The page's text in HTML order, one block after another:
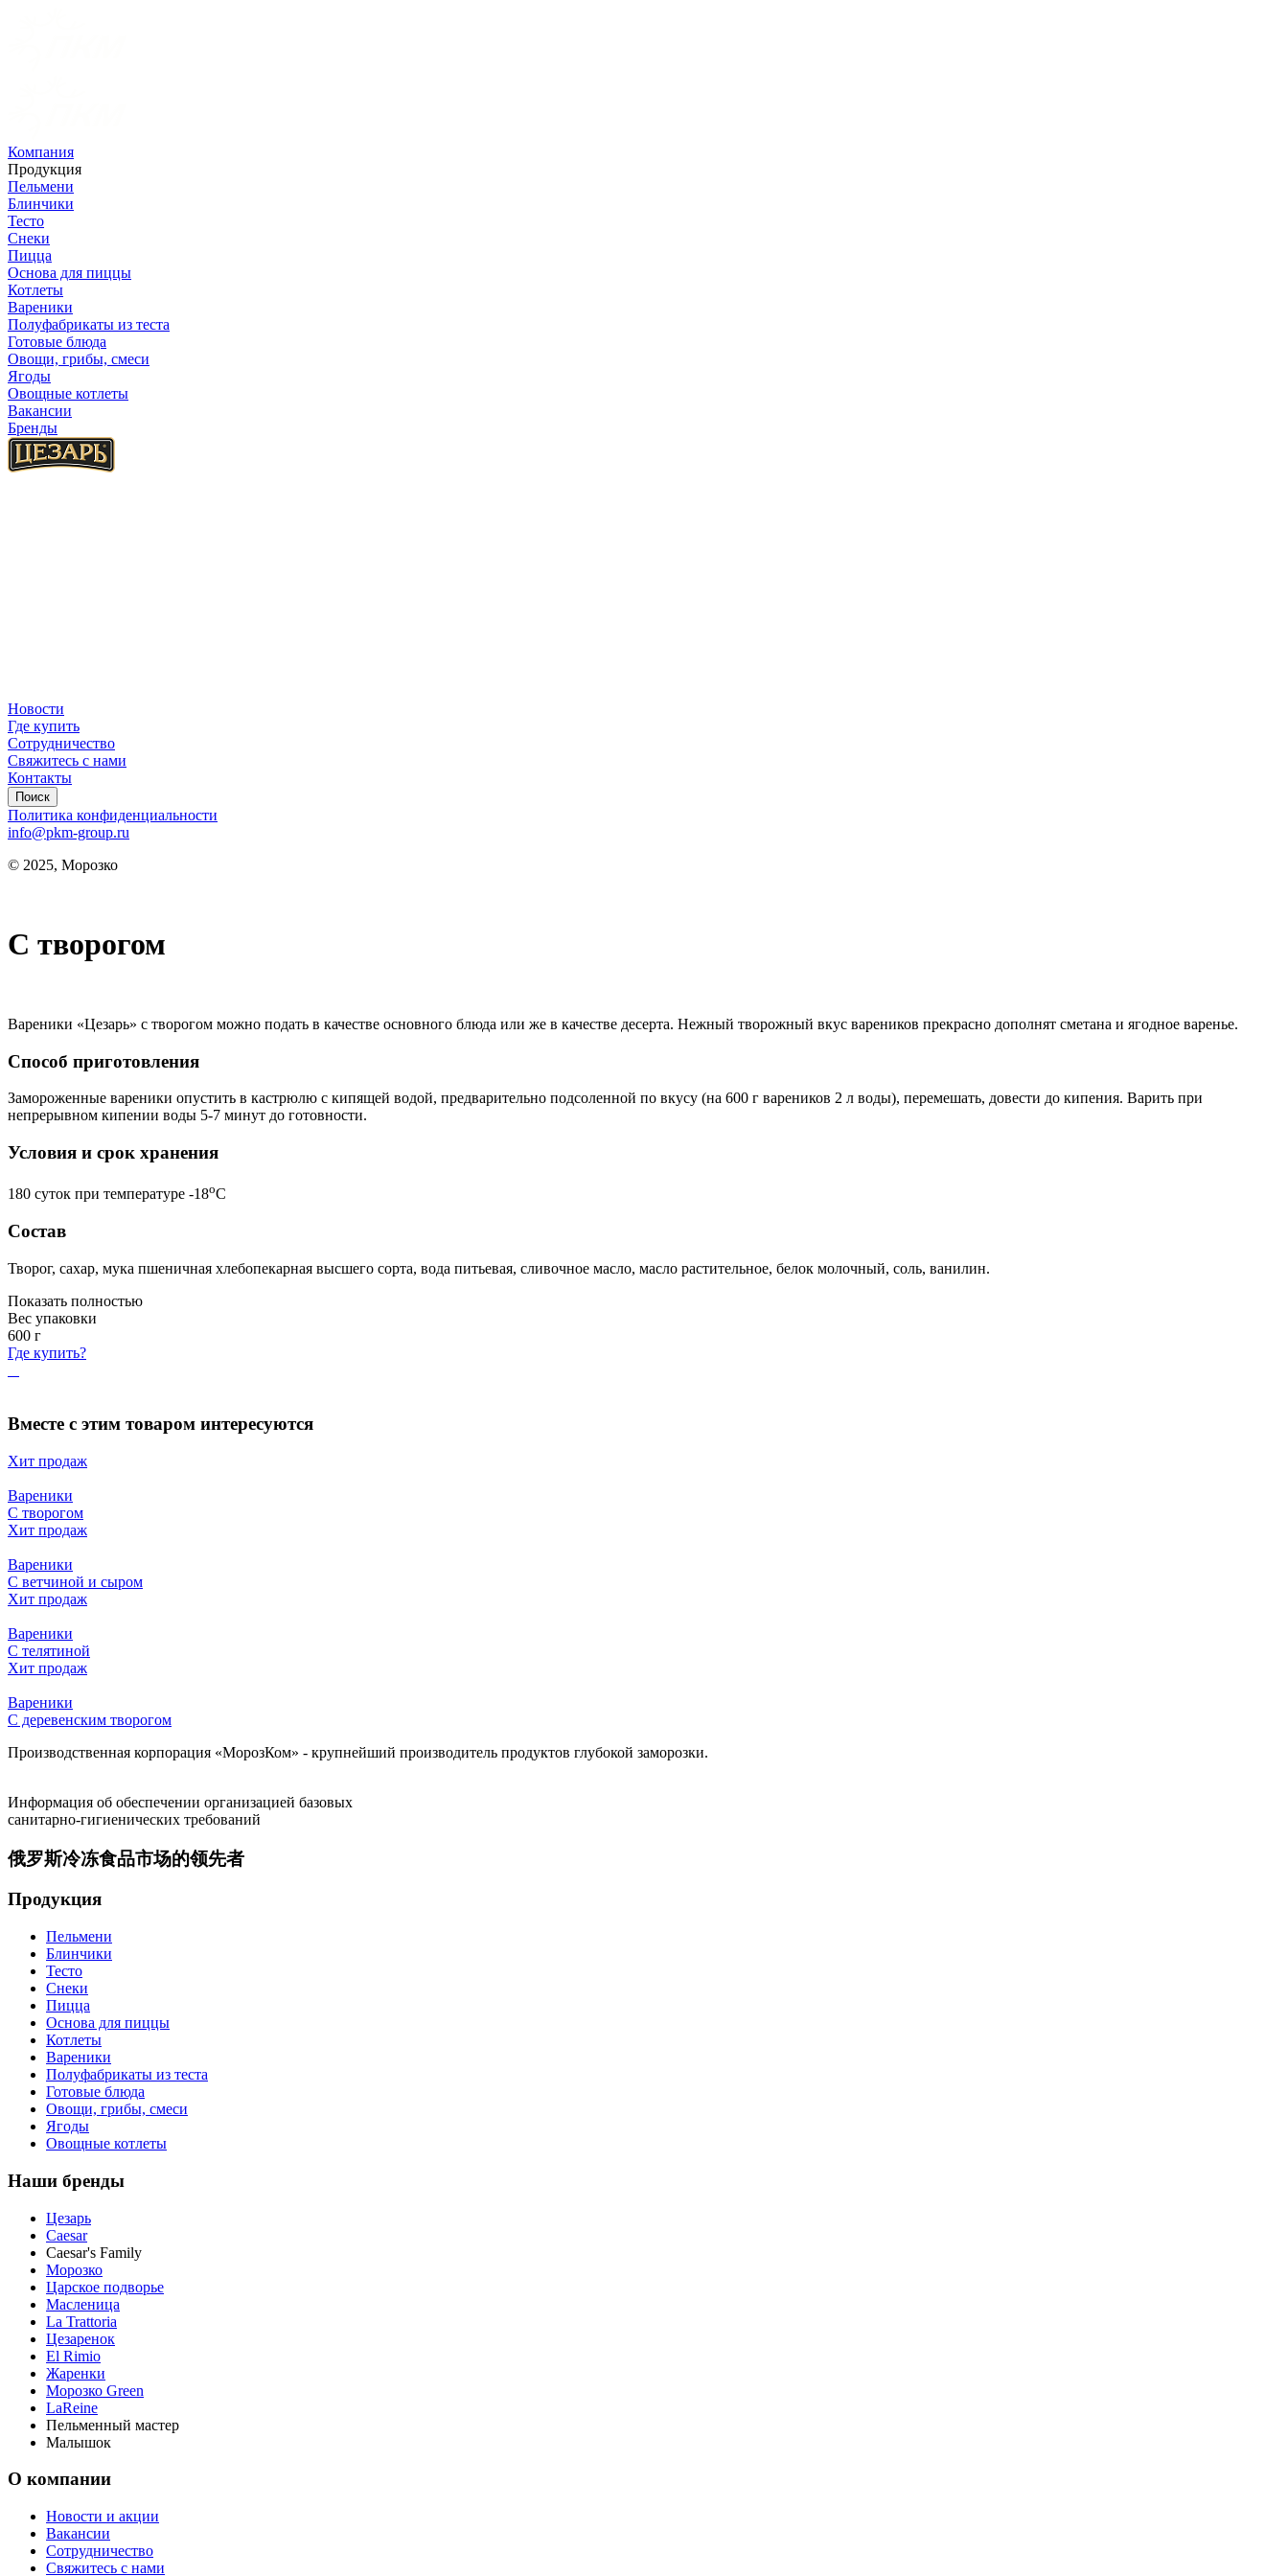
Компания
Продукция
Пельмени
Блинчики
Тесто
Снеки
Пицца
Основа для пиццы
Котлеты
Вареники
Полуфабрикаты из теста
Готовые блюда
Овощи, грибы, смеси
Ягоды
Овощные котлеты
Вакансии
Бренды
Новости
Где купить
Сотрудничество
Свяжитесь с нами
Контакты
Поиск
Политика конфиденциальности
info@pkm-group.ru
© 2025, Морозко
С творогом
Вареники «Цезарь» с творогом можно подать в качестве основного блюда или же в качестве десерта. Нежный творожный вкус вареников прекрасно дополнят сметана и ягодное варенье.
Способ приготовления
Замороженные вареники опустить в кастрюлю с кипящей водой, предварительно подсоленной по вкусу (на 600 г вареников 2 л воды), перемешать, довести до кипения. Варить при
непрерывном кипении воды 5-7 минут до готовности.
Условия и срок хранения
180 суток при температуре -18oС
Состав
Творог, сахар, мука пшеничная хлебопекарная высшего сорта, вода питьевая, сливочное масло, масло растительное, белок молочный, соль, ванилин.
Показать полностью
Вес упаковки
600 г
Где купить?
Вместе с этим товаром интересуются
Хит продаж
Вареники
С творогом
Хит продаж
Вареники
С ветчиной и сыром
Хит продаж
Вареники
С телятиной
Хит продаж
Вареники
С деревенским творогом
Производственная корпорация «МорозКом» - крупнейший производитель продуктов глубокой заморозки.
Информация об обеспечении организацией базовых
санитарно-гигиенических требований
俄罗斯冷冻食品市场的领先者
Продукция
Пельмени
Блинчики
Тесто
Снеки
Пицца
Основа для пиццы
Котлеты
Вареники
Полуфабрикаты из теста
Готовые блюда
Овощи, грибы, смеси
Ягоды
Овощные котлеты
Наши бренды
Цезарь
Caesar
Caesar's Family
Морозко
Царское подворье
Масленица
La Trattoria
Цезаренок
El Rimio
Жаренки
Морозко Green
LaReine
Пельменный мастер
Малышок
О компании
Новости и акции
Вакансии
Сотрудничество
Свяжитесь с нами